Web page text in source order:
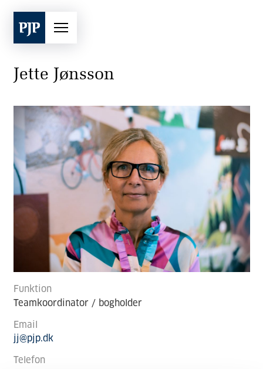
Jette Jønsson
Funktion
Teamkoordinator / bogholder
Email
jj@pjp.dk
Telefon